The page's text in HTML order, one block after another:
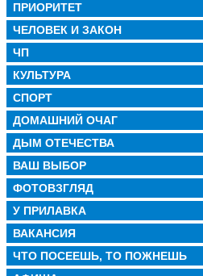
ПРИОРИТЕТ
ЧЕЛОВЕК И ЗАКОН
ЧП
КУЛЬТУРА
СПОРТ
ДОМАШНИЙ ОЧАГ
ДЫМ ОТЕЧЕСТВА
ВАШ ВЫБОР
ФОТОВЗГЛЯД
У ПРИЛАВКА
ВАКАНСИЯ
ЧТО ПОСЕЕШЬ, ТО ПОЖНЕШЬ